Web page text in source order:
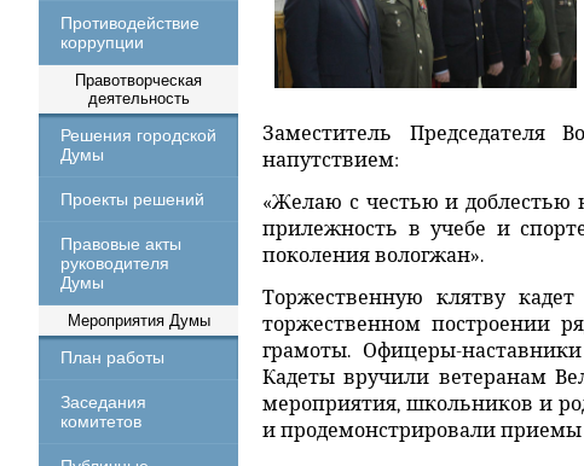
Противодействие
коррупции
Правотворческая
деятельность
Решения городской
Думы
Проекты решений
Правовые акты
руководителя
Думы
Мероприятия Думы
План работы
Заседания
комитетов
Заместитель Председателя
напутствием:
«Желаю с честью и доблестью
прилежность в учебе и
поколения вологжан».
Торжественную клятву
торжественном построении
грамоты. Офицеры-
Кадеты вручили ветеранам
мероприятия, школьников и
и продемонстрировали приемы